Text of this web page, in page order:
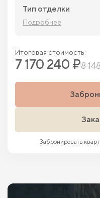
Тип отделки
Подробнее
Итоговая стоимость:
7 170 240 ₽8
Забронировать